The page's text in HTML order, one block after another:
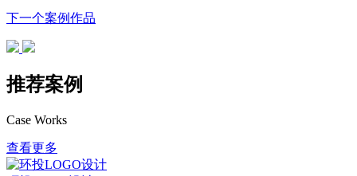
下一个案例作品
推荐案例
Case Works
查看更多